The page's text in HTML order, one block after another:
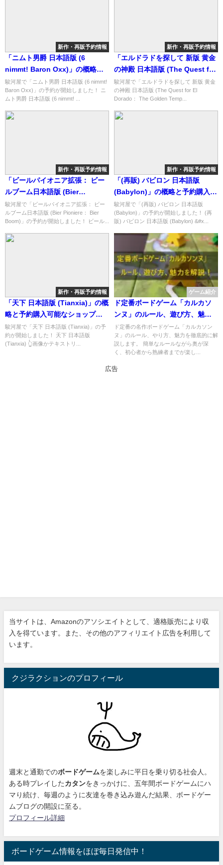
新作・再販予約情報
「ニムト男爵 日本語版 (6
nimmt! Baron Oxx)」の概略と
予約購入可能なショップ紹介！
駿河屋で「ニムト男爵 日本語版 (6 nimmt!
Baron Oxx)」の予約が開始しました！ ニ
ムト男爵 日本語版 (6 nimmt! ...
新作・再販予約情報
「エルドラドを探して 新版 黄金
の神殿 日本語版 (The Quest for
El Dorado： The Golden
Temples)」の概略と予約購入可
駿河屋で「エルドラドを探して 新版 黄金
の神殿 日本語版 (The Quest for El
Dorado： The Golden Temp...
新作・再販予約情報
「ビールパイオニア拡張： ビー
ルブーム日本語版 (Bier
Pioniere： Bier Boom)」の概略
と予約購入可能なショップ紹
駿河屋で「ビールパイオニア拡張： ビー
ルブーム日本語版 (Bier Pioniere： Bier
Boom)」の予約が開始しました！ ビール...
新作・再販予約情報
「(再販) バビロン 日本語版
(Babylon)」の概略と予約購入可
能なショップ紹介！
駿河屋で「(再販) バビロン 日本語版
(Babylon)」の予約が開始しました！ (再
販) バビロン 日本語版 (Babylon) &#x...
新作・再販予約情報
「天下 日本語版 (Tianxia)」の概
略と予約購入可能なショップ紹
介！
駿河屋で「天下 日本語版 (Tianxia)」の予
約が開始しました！ 天下 日本語版
(Tianxia) 👆画像かテキストリ...
ゲーム紹介
ド定番ボードゲーム「カルカソ
ンヌ」のルール、遊び方、魅力
を解説！
ド定番の名作ボードゲーム「カルカソン
ヌ」のルール、やり方、魅力を徹底的に解
説します。 簡単なルールながら奥が深
く、初心者から熟練者までが楽し...
広告
当サイトは、Amazonのアソシエイトとして、適格販売により収
入を得ています。また、その他のアフィリエイト広告を利用して
います。
クジラクションのプロフィール
週末と通勤でのボードゲームを楽しみに平日を乗り切る社会人。
ある時プレイした カタンをきっかけに、 五年間ボードゲームにハ
マり続け 、毎週のように友達を巻き込み遊んだ結果、ボードゲー
ムブログの開設に至る。
プロフィール詳細
ボードゲーム情報をほぼ毎日発信中！